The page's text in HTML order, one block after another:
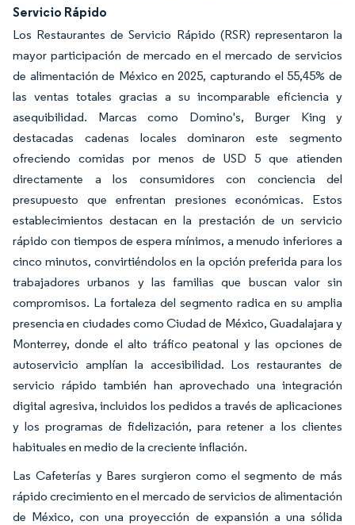
Servicio Rápido
Los Restaurantes de Servicio Rápido (RSR) representaron la
mayor participación de mercado en el mercado de servicios
de alimentación de México en 2025, capturando el 55,45% de
las ventas totales gracias a su incomparable eficiencia y
asequibilidad. Marcas como Domino's, Burger King y
destacadas cadenas locales dominaron este segmento
ofreciendo comidas por menos de USD 5 que atienden
directamente a los consumidores con conciencia del
presupuesto que enfrentan presiones económicas. Estos
establecimientos destacan en la prestación de un servicio
rápido con tiempos de espera mínimos, a menudo inferiores a
cinco minutos, convirtiéndolos en la opción preferida para los
trabajadores urbanos y las familias que buscan valor sin
compromisos. La fortaleza del segmento radica en su amplia
presencia en ciudades como Ciudad de México, Guadalajara y
Monterrey, donde el alto tráfico peatonal y las opciones de
autoservicio amplían la accesibilidad. Los restaurantes de
servicio rápido también han aprovechado una integración
digital agresiva, incluidos los pedidos a través de aplicaciones
y los programas de fidelización, para retener a los clientes
habituales en medio de la creciente inflación.
Las Cafeterías y Bares surgieron como el segmento de más
rápido crecimiento en el mercado de servicios de alimentación
de México, con una proyección de expansión a una sólida